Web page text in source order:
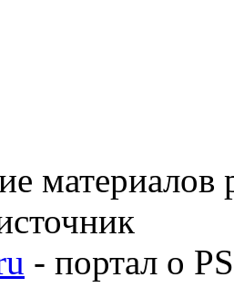
материалов
- портал о